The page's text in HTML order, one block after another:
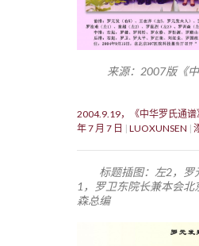
来源：2007版《
2004.9.19，《中华罗氏通
年 7 月 7 日
LUOXUNSEN
标题插图：左2，
1，罗卫东院长兼本会
森总编